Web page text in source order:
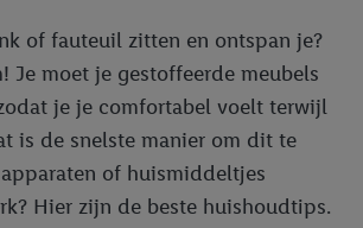
of fauteuil zitten en ontspan je?
Je moet je gestoffeerde meubels
je je comfortabel voelt terwijl
is de snelste manier om dit te
of huismiddeltjes
Hier zijn de beste huishoudtips.